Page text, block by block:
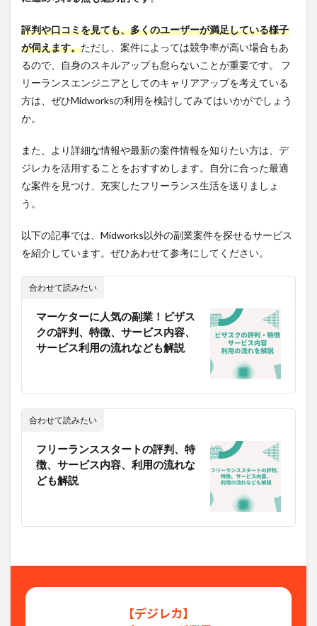
評判や口コミを見ても、多くのユーザーが満足している様子
が伺えます。ただし、案件によっては競争率が高い場合もあ
るので、自身のスキルアップも怠らないことが重要です。 フ
リーランスエンジニアとしてのキャリアアップを考えている
方は、ぜひMidworksの利用を検討してみてはいかがでしょう
か。
また、より詳細な情報や最新の案件情報を知りたい方は、デ
ジレカを活用することをおすすめします。自分に合った最適
な案件を見つけ、充実したフリーランス生活を送りましょ
う。
以下の記事では、Midworks以外の副業案件を探せるサービス
を紹介しています。ぜひあわせて参考にしてください。
合わせて読みたい
マーケターに人気の副業！ビザス
クの評判、特徴、サービス内容、
サービス利用の流れなども解説
合わせて読みたい
フリーランススタートの評判、特
徴、サービス内容、利用の流れな
ども解説
【デジレカ】